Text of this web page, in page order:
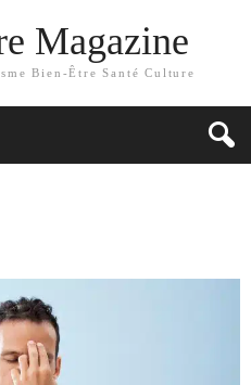
Magazine
Bien-Être Santé Culture